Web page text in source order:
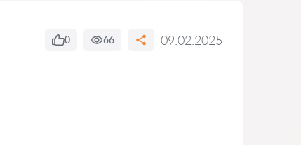
0 66 09.02.2025